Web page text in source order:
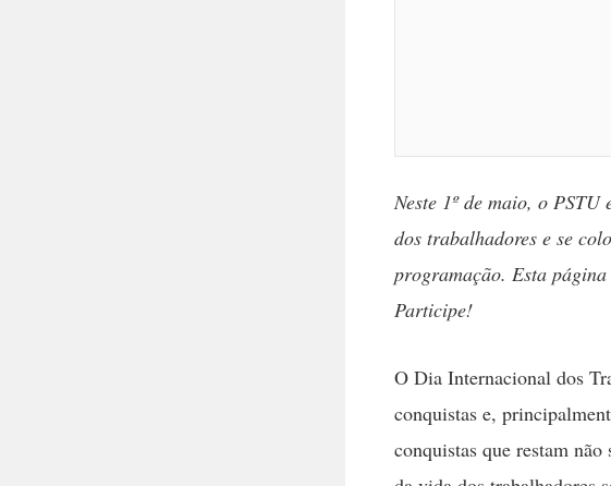
Neste 1º de maio, o
dos trabalhadores e se
programação. Esta
Participe!
O Dia Internacional dos
conquistas e,
conquistas que restam